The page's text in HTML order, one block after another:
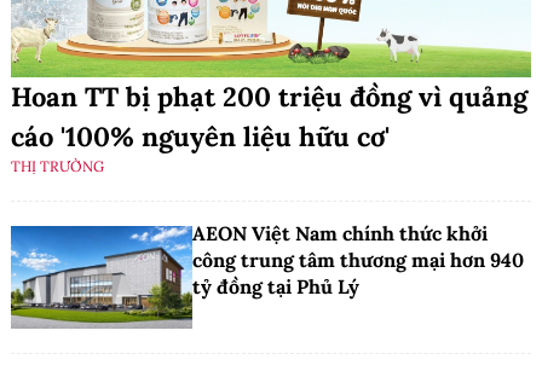
Hoan TT bị phạt 200 triệu đồng vì quảng
cáo '100% nguyên liệu hữu cơ'
THỊ TRƯỜNG
AEON Việt Nam chính thức khởi
công trung tâm thương mại hơn 940
tỷ đồng tại Phủ Lý